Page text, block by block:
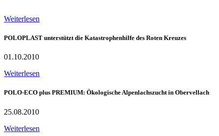
Weiterlesen
POLOPLAST unterstützt die Katastrophenhilfe des Roten Kreuzes
01.10.2010
Weiterlesen
POLO-ECO plus PREMIUM: Ökologische Alpenlachszucht in Obervellach
25.08.2010
Weiterlesen